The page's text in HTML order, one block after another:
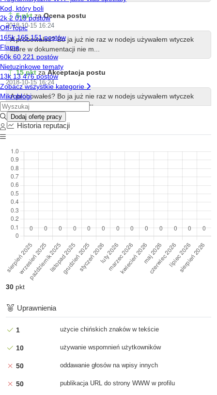
5 pktzaOcena postu
2018-10-15 16:24
A próbowałeś? Bo ja już nie raz w nodejs używałem wtyczek
które w dokumentacji nie m...
15 pkt za Akceptacja postu
2018-10-15 16:24
A próbowałeś? Bo ja już nie raz w nodejs używałem wtyczek
które w dokumentacji nie m...
Historia reputacji
30 pkt
Uprawnienia
1 użycie chińskich znaków w tekście
10 używanie wspomnień użytkowników
50 oddawanie głosów na wpisy innych
50 publikacja URL do strony WWW w profilu